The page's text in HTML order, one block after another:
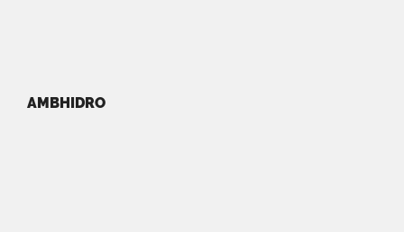
AMBHIDRO